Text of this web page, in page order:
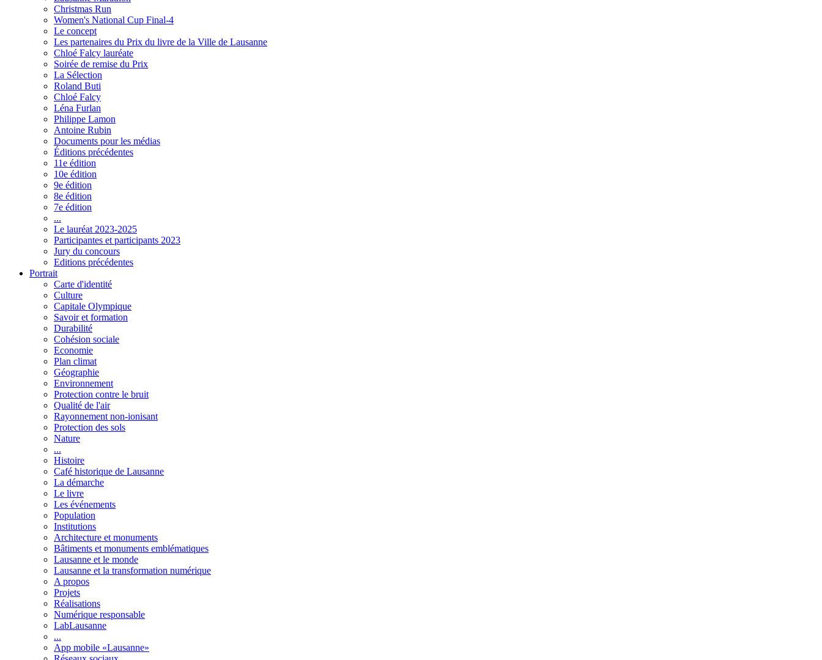
Christmas Run
Women's National Cup Final-4
Le concept
Les partenaires du Prix du livre de la Ville de Lausanne
Chloé Falcy lauréate
Soirée de remise du Prix
La Sélection
Roland Buti
Chloé Falcy
Léna Furlan
Philippe Lamon
Antoine Rubin
Documents pour les médias
Éditions précédentes
11e édition
10e édition
9e édition
8e édition
7e édition
...
Le lauréat 2023-2025
Participantes et participants 2023
Jury du concours
Editions précédentes
Portrait
Carte d'identité
Culture
Capitale Olympique
Savoir et formation
Durabilité
Cohésion sociale
Economie
Plan climat
Géographie
Environnement
Protection contre le bruit
Qualité de l'air
Rayonnement non-ionisant
Protection des sols
Nature
...
Histoire
Café historique de Lausanne
La démarche
Le livre
Les événements
Population
Institutions
Architecture et monuments
Bâtiments et monuments emblématiques
Lausanne et le monde
Lausanne et la transformation numérique
A propos
Projets
Réalisations
Numérique responsable
LabLausanne
...
App mobile «Lausanne»